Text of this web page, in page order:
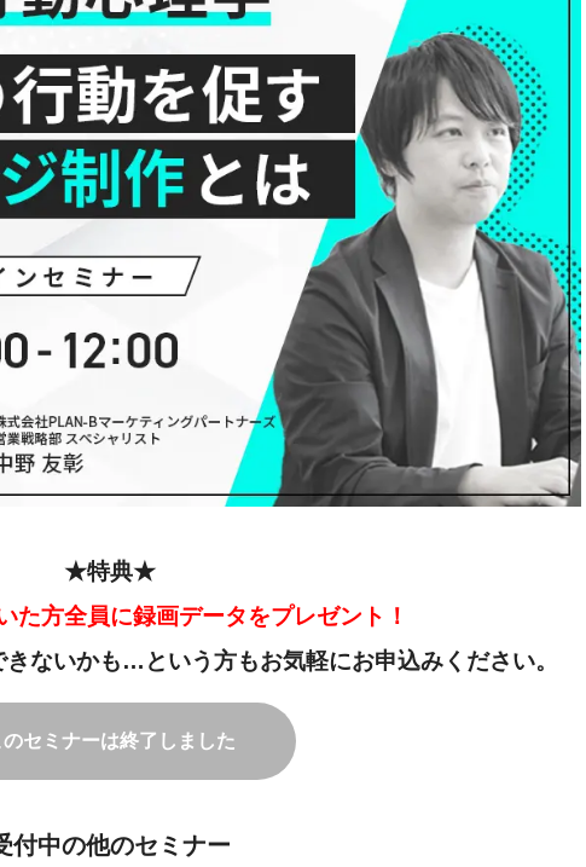
★特典★
た方全員に録画データをプレゼント！
ないかも…という方もお気軽にお申込みください。
のセミナーは終了しました
付中の他のセミナー